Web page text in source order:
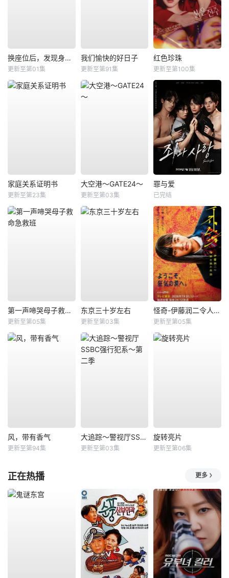
换座位后，发现身后的男生好像喜欢我
更新至第01集
我们愉快的好日子
更新至第91集
红色珍珠
更新至第100集
家庭关系证明书
更新至第23集
大空港～GATE24～
更新至第03集
罪与爱
已完结
第一声啼哭母子救命急救班
更新至第05集
东京三十岁左右
更新至第03集
怪奇-伊藤润二令人彻夜难眠的奇异故事－
更新至第05集
风，带有香气
更新至第94集
大追踪〜警视厅SSBC强行犯系〜第二季
更新至第03集
旋转亮片
更新至第06集
正在热播 更多